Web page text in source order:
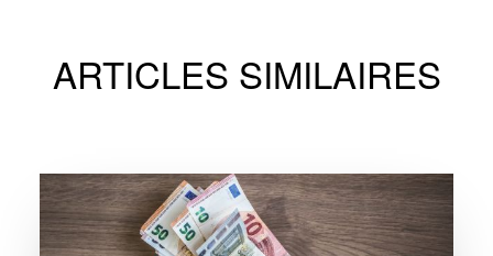
ARTICLES SIMILAIRES